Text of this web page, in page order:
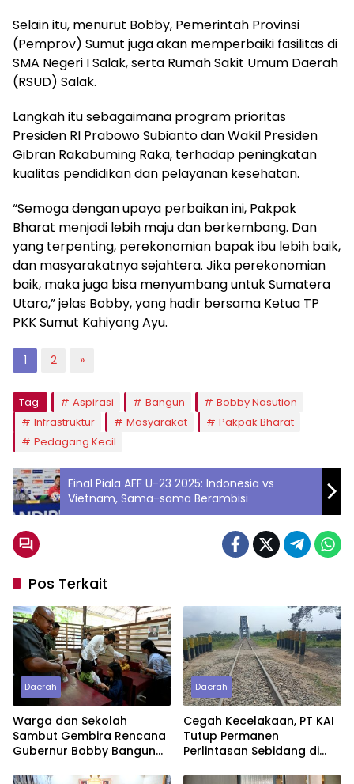
Selain itu, menurut Bobby, Pemerintah Provinsi
(Pemprov) Sumut juga akan memperbaiki fasilitas di
SMA Negeri I Salak, serta Rumah Sakit Umum Daerah
(RSUD) Salak.
Langkah itu sebagaimana program prioritas
Presiden RI Prabowo Subianto dan Wakil Presiden
Gibran Rakabuming Raka, terhadap peningkatan
kualitas pendidikan dan pelayanan kesehatan.
“Semoga dengan upaya perbaikan ini, Pakpak
Bharat menjadi lebih maju dan berkembang. Dan
yang terpenting, perekonomian bapak ibu lebih baik,
dan masyarakatnya sejahtera. Jika perekonomian
baik, maka juga bisa menyumbang untuk Sumatera
Utara,” jelas Bobby, yang hadir bersama Ketua TP
PKK Sumut Kahiyang Ayu.
1 2 »
Tag: Aspirasi Bangun
Bobby Nasution
Infrastruktur
Masyarakat
Pakpak Bharat
Pedagang Kecil
Final Piala AFF U-23 2025: Indonesia vs
Vietnam, Sama-sama Berambisi
Pos Terkait
Daerah
Warga dan Sekolah
Sambut Gembira Rencana
Gubernur Bobby Bangun
Utara
Daerah
Cegah Kecelakaan, PT KAI
Tutup Permanen
Perlintasan Sebidang di